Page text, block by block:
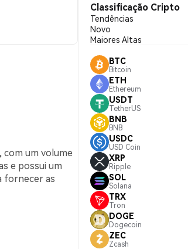
com um volume
e possui um
fornecer as
Classificação Cripto
Tendências
Novo
Maiores Altas
BTC
Bitcoin
ETH
Ethereum
USDT
TetherUS
BNB
BNB
USDC
USD Coin
XRP
Ripple
SOL
Solana
TRX
Tron
DOGE
Dogecoin
ZEC
Zcash